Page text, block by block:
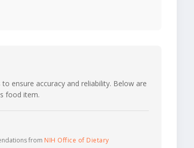
ensure accuracy and reliability. Below are
food item.
from NIH Office of Dietary